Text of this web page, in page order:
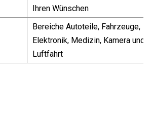
Ihren Wünschen
Bereiche Autoteile, Fahrzeuge,
Elektronik, Medizin, Kamera und
Luftfahrt